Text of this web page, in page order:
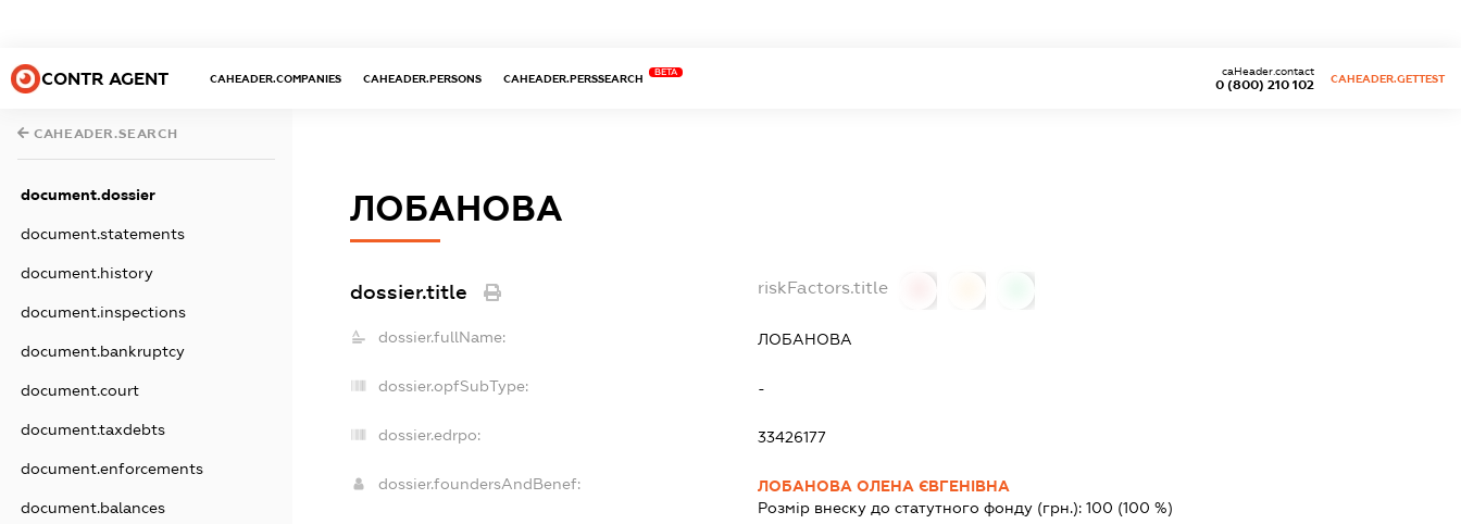
CONTR AGENT CAHEADER.COMPANIES CAHEADER.PERSONS CAHEADER.PERSSEARCH
BETA
0 (800) 210 102
caHeader.contact
CAHEADER.GETTEST
CAHEADER.SEARCH
document.dossier
document.statements
document.history
document.inspections
document.bankruptcy
document.court
document.taxdebts
document.enforcements
document.balances
ЛОБАНОВА
dossier.title riskFactors.title
dossier.fullName: ЛОБАНОВА
dossier.opfSubType: -
dossier.edrpo: 33426177
dossier.foundersAndBenef:
ЛОБАНОВА ОЛЕНА ЄВГЕНІВНА
Розмір внеску до статутного фонду (грн.):100 (100 %)